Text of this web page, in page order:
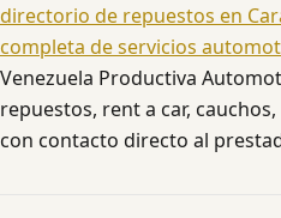
directorio de repuestos en
completa de servicios
Venezuela Productiva
repuestos, rent a car,
con contacto directo al